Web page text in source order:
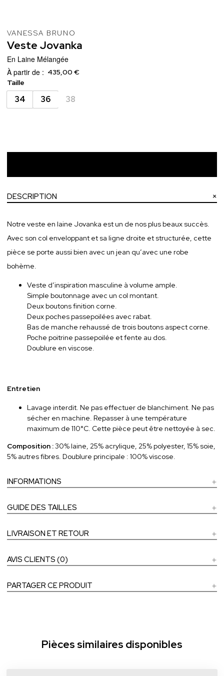
VANESSA BRUNO
Veste Jovanka
En Laine Mélangée
À partir de : 435,00 €
Taille
34 36 38
DESCRIPTION
Notre veste en laine Jovanka est un de nos plus beaux succès.
Avec son col enveloppant et sa ligne droite et structurée, cette
pièce se porte aussi bien avec un jean qu’avec une robe
bohème.
Veste d’inspiration masculine à volume ample.
Simple boutonnage avec un col montant.
Deux boutons finition corne.
Deux poches passepoilées avec rabat.
Bas de manche rehaussé de trois boutons aspect corne.
Poche poitrine passepoilée et fente au dos.
Doublure en viscose.
Entretien
Lavage interdit. Ne pas effectuer de blanchiment. Ne pas
sécher en machine. Repasser à une température
maximum de 110°C. Cette pièce peut être nettoyée à sec.
Composition :30% laine, 25% acrylique, 25% polyester, 15% soie,
5% autres fibres. Doublure principale : 100% viscose.
INFORMATIONS
GUIDE DES TAILLES
LIVRAISON ET RETOUR
AVIS CLIENTS (0)
PARTAGER CE PRODUIT
Pièces similaires disponibles